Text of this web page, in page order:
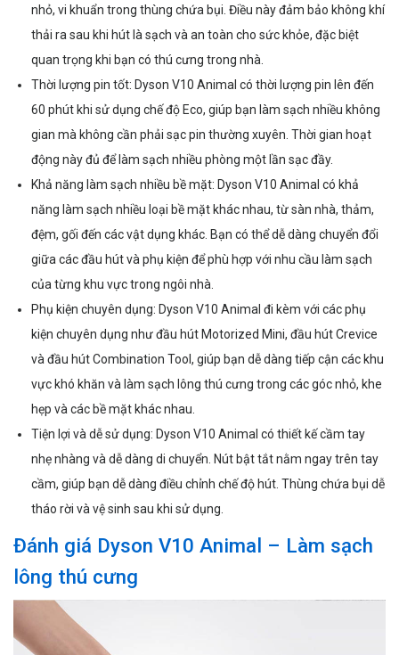
nhỏ, vi khuẩn trong thùng chứa bụi. Điều này đảm bảo không khí
thải ra sau khi hút là sạch và an toàn cho sức khỏe, đặc biệt
quan trọng khi bạn có thú cưng trong nhà.
Thời lượng pin tốt: Dyson V10 Animal có thời lượng pin lên đến
60 phút khi sử dụng chế độ Eco, giúp bạn làm sạch nhiều không
gian mà không cần phải sạc pin thường xuyên. Thời gian hoạt
động này đủ để làm sạch nhiều phòng một lần sạc đầy.
Khả năng làm sạch nhiều bề mặt: Dyson V10 Animal có khả
năng làm sạch nhiều loại bề mặt khác nhau, từ sàn nhà, thảm,
đệm, gối đến các vật dụng khác. Bạn có thể dễ dàng chuyển đổi
giữa các đầu hút và phụ kiện để phù hợp với nhu cầu làm sạch
của từng khu vực trong ngôi nhà.
Phụ kiện chuyên dụng: Dyson V10 Animal đi kèm với các phụ
kiện chuyên dụng như đầu hút Motorized Mini, đầu hút Crevice
và đầu hút Combination Tool, giúp bạn dễ dàng tiếp cận các khu
vực khó khăn và làm sạch lông thú cưng trong các góc nhỏ, khe
hẹp và các bề mặt khác nhau.
Tiện lợi và dễ sử dụng: Dyson V10 Animal có thiết kế cầm tay
nhẹ nhàng và dễ dàng di chuyển. Nút bật tắt nằm ngay trên tay
cầm, giúp bạn dễ dàng điều chỉnh chế độ hút. Thùng chứa bụi dễ
tháo rời và vệ sinh sau khi sử dụng.
Đánh giá Dyson V10 Animal – Làm sạch
lông thú cưng